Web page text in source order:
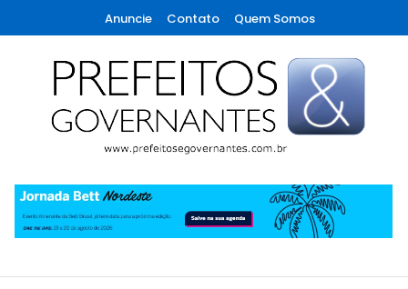
To
Content
Anuncie Contato Quem Somos
Prefeitos & Governantes